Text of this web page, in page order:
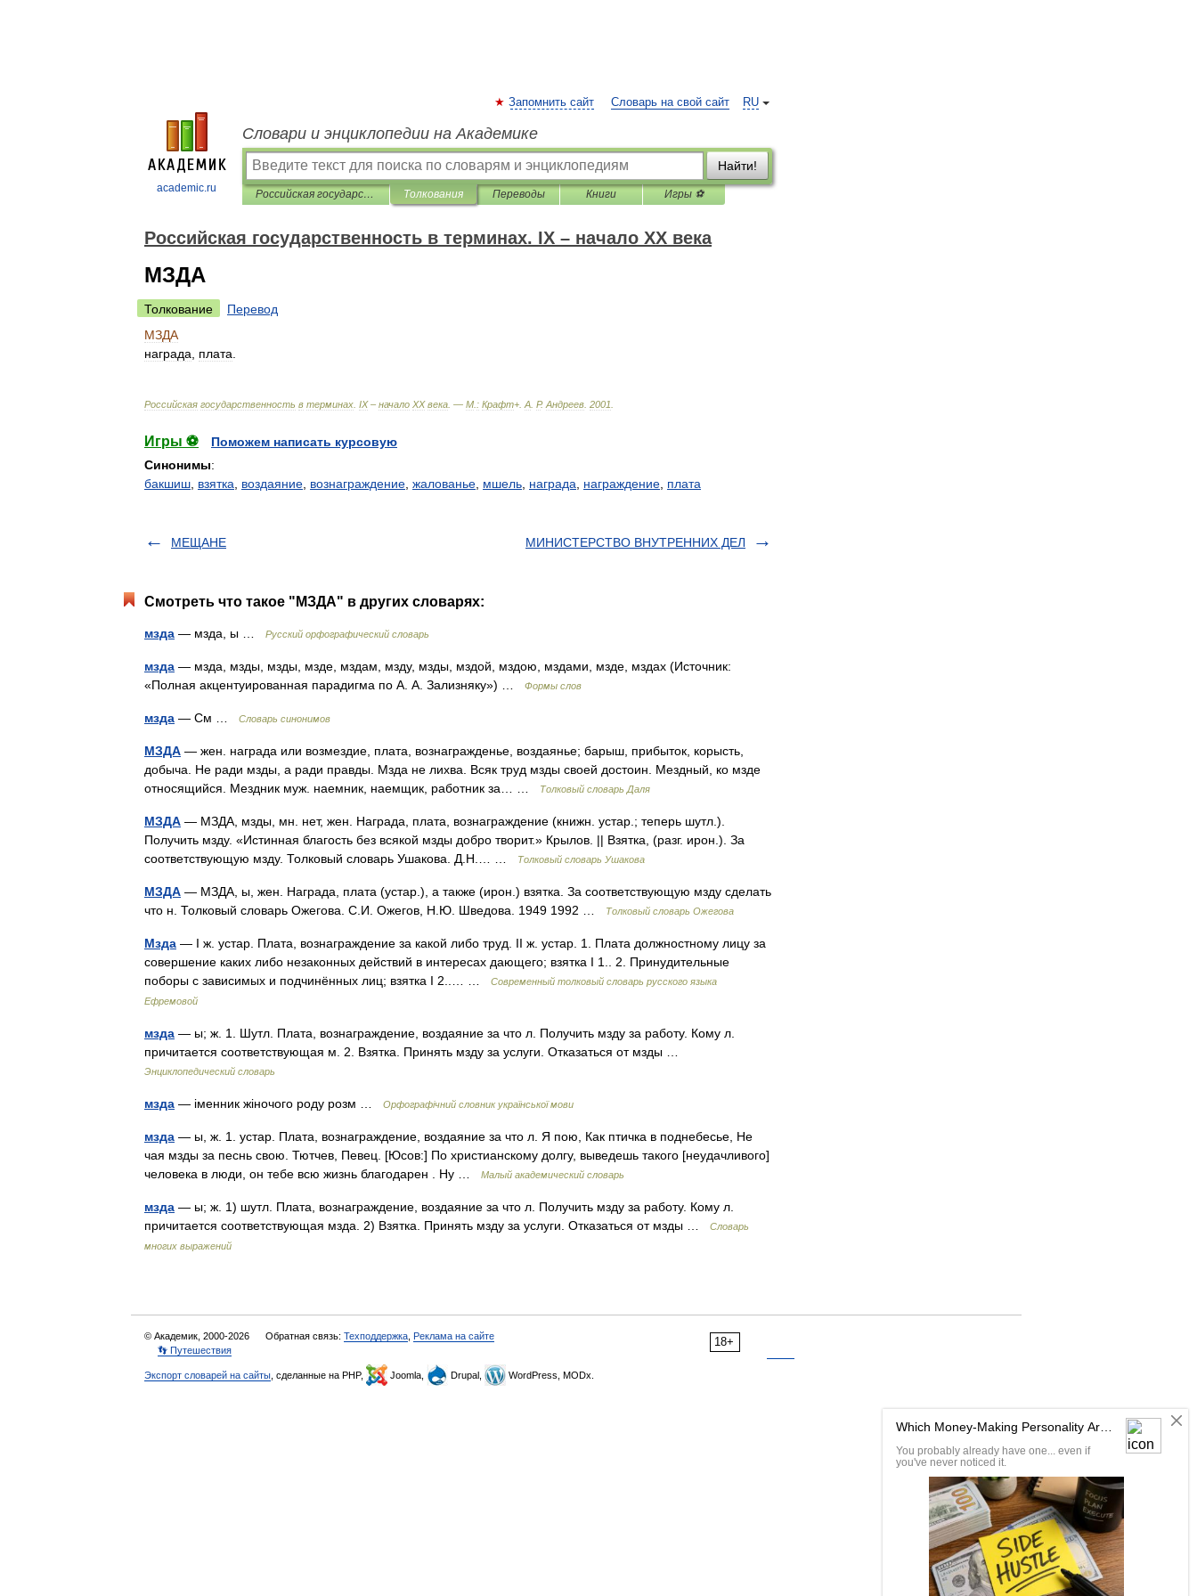
academic.ru
RU
Запомнить сайт Словарь на свой сайт
Словари и энциклопедии на Академике
Найти!
Российская государственность в терминах. IX – начало XX века Толкования Переводы Книги Игры ⚽
Российская государственность в терминах. IX – начало XX века
МЗДА
Толкование
Перевод
МЗДА
награда
плата
Российская государственность в терминах IX– начало XX века . — М : Крафт+ А Р. Андреев 2001
Игры ⚽
Поможем написать курсовую
Синонимы:
бакшиш взятка воздаяние вознаграждение жалованье мшель награда награждение плата
МЕЩАНЕ МИНИСТЕРСТВО ВНУТРЕННИХ ДЕЛ
Смотреть что такое "МЗДА" в других словарях:
мзда — мзда, ы … Русский орфографический словарь
мзда — мзда, мзды, мзды, мзде, мздам, мзду, мзды, мздой, мздою, мздами, мзде, мздах (Источник:
«Полная акцентуированная парадигма по А. А. Зализняку») …
Формы слов
мзда — См … Словарь синонимов
МЗДА — жен. награда или возмездие, плата, вознагражденье, воздаянье; барыш, прибыток, корысть,
добыча. Не ради мзды, а ради правды. Мзда не лихва. Всяк труд мзды своей достоин. Мездный, ко мзде
относящийся. Мездник муж. наемник, наемщик, работник за… …
Толковый словарь Даля
МЗДА — МЗДА, мзды, мн. нет, жен. Награда, плата, вознаграждение (книжн. устар.; теперь шутл.).
Получить мзду. «Истинная благость без всякой мзды добро творит.» Крылов. || Взятка, (разг. ирон.). За
соответствующую мзду. Толковый словарь Ушакова. Д.Н.… …
Толковый словарь Ушакова
МЗДА — МЗДА, ы, жен. Награда, плата (устар.), а также (ирон.) взятка. За соответствующую мзду сделать
что н. Толковый словарь Ожегова. С.И. Ожегов, Н.Ю. Шведова. 1949 1992 …
Толковый словарь Ожегова
Мзда — I ж. устар. Плата, вознаграждение за какой либо труд. II ж. устар. 1. Плата должностному лицу за
совершение каких либо незаконных действий в интересах дающего; взятка I 1.. 2. Принудительные
поборы с зависимых и подчинённых лиц; взятка I 2..… …
Современный толковый словарь русского языка
Ефремовой
мзда — ы; ж. 1. Шутл. Плата, вознаграждение, воздаяние за что л. Получить мзду за работу. Кому л.
причитается соответствующая м. 2. Взятка. Принять мзду за услуги. Отказаться от мзды …
Энциклопедический словарь
мзда — іменник жіночого роду розм … Орфографічний словник української мови
мзда — ы, ж. 1. устар. Плата, вознаграждение, воздаяние за что л. Я пою, Как птичка в поднебесье, Не
чая мзды за песнь свою. Тютчев, Певец. [Юсов:] По христианскому долгу, выведешь такого [неудачливого]
человека в люди, он тебе всю жизнь благодарен . Ну …
Малый академический словарь
мзда — ы; ж. 1) шутл. Плата, вознаграждение, воздаяние за что л. Получить мзду за работу. Кому л.
причитается соответствующая мзда. 2) Взятка. Принять мзду за услуги. Отказаться от мзды …
Словарь
многих выражений
18+
© Академик, 2000-2026 Обратная связь: Техподдержка Реклама на сайте
👣 Путешествия
Экспорт словарей на сайты , сделанные на PHP, Joomla, Drupal, WordPress, MODx.